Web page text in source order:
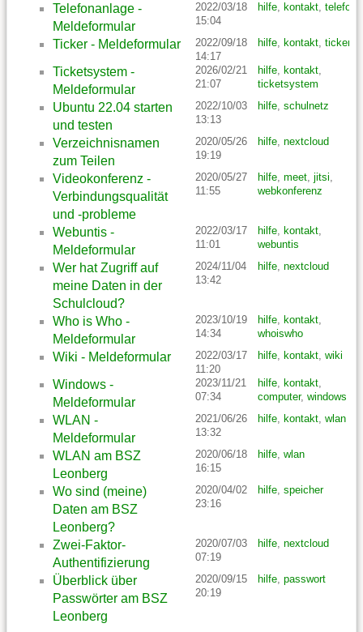
Telefonanlage -
Meldeformular
2022/03/18
15:04
hilfe, kontakt, telefon
Ticker - Meldeformular
2022/09/18
14:17
hilfe, kontakt, ticker
Ticketsystem -
Meldeformular
2026/02/21
21:07
hilfe, kontakt,
ticketsystem
Ubuntu 22.04 starten
und testen
2022/10/03
13:13
hilfe, schulnetz
Verzeichnisnamen
zum Teilen
2020/05/26
19:19
hilfe, nextcloud
Videokonferenz -
Verbindungsqualität
und -probleme
2020/05/27
11:55
hilfe, meet, jitsi,
webkonferenz
Webuntis -
Meldeformular
2022/03/17
11:01
hilfe, kontakt,
webuntis
Wer hat Zugriff auf
meine Daten in der
Schulcloud?
2024/11/04
13:42
hilfe, nextcloud
Who is Who -
Meldeformular
2023/10/19
14:34
hilfe, kontakt,
whoiswho
Wiki - Meldeformular
2022/03/17
11:20
hilfe, kontakt, wiki
Windows -
Meldeformular
2023/11/21
07:34
hilfe, kontakt,
computer, windows
WLAN -
Meldeformular
2021/06/26
13:32
hilfe, kontakt, wlan
WLAN am BSZ
Leonberg
2020/06/18
16:15
hilfe, wlan
Wo sind (meine)
Daten am BSZ
Leonberg?
2020/04/02
23:16
hilfe, speicher
Zwei-Faktor-
Authentifizierung
2020/07/03
07:19
hilfe, nextcloud
Überblick über
Passwörter am BSZ
Leonberg
2020/09/15
20:19
hilfe, passwort